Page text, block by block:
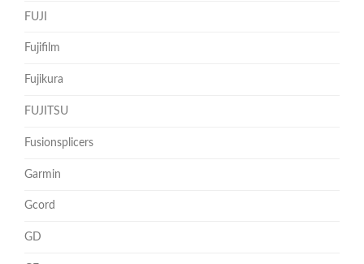
FUJI
Fujifilm
Fujikura
FUJITSU
Fusionsplicers
Garmin
Gcord
GD